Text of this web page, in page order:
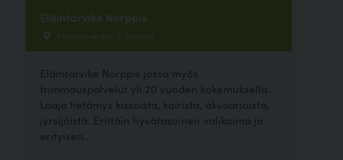
Eläintarvike Norppis
Kanava-aukio 2, Imatra
Eläintarvike Norppis jossa myös
trimmauspalvelut yli 20 vuoden kokemuksella.
Laaja tietämys kissoista, koirista, akvaarioista,
jyrsijöistä. Erittäin hyvätasoinen valikoima ja
erityisen...